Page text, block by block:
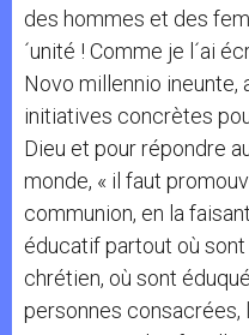
des hommes et des
´unité ! Comme je l´ai
Novo millennio ineunte,
initiatives concrètes
Dieu et pour répondre
monde, « il faut
communion, en la
éducatif partout où
chrétien, où sont
personnes consacrées,